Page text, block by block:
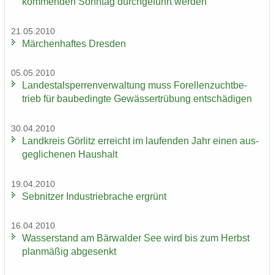
21.05.2010
Mär­chen­haf­tes Dres­den
05.05.2010
Lan­des­tal­sper­ren­ver­wal­tung muss Fo­rel­len­zucht­be­
trieb für bau­be­ding­te Ge­wäs­ser­trü­bung ent­schä­di­gen
30.04.2010
Land­kreis Gör­litz er­reicht im lau­fen­den Jahr einen aus­
ge­gli­che­nen Haus­halt
19.04.2010
Seb­nit­zer In­dus­trie­bra­che er­grünt
16.04.2010
Was­ser­stand am Bär­wal­der See wird bis zum Herbst
plan­mä­ßig ab­ge­senkt